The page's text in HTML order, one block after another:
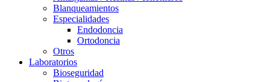
Blanqueamientos
Especialidades
Endodoncia
Ortodoncia
Otros
Laboratorios
Bioseguridad